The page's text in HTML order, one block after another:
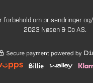
forbehold om prisendringer
2023 Nøsen & Co AS.